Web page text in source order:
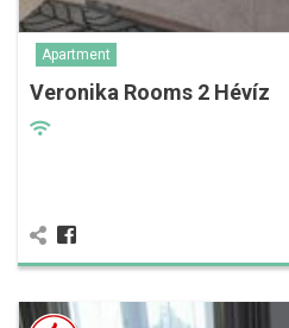
Apartment
Veronika Rooms 2 Hévíz